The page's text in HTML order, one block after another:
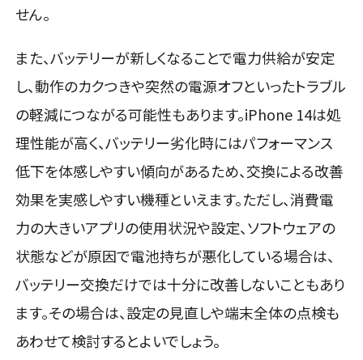
せん。
また、バッテリーが新しくなることで電力供給が安定
し、動作のカクつきや突然の電源オフといったトラブル
の軽減につながる可能性もあります。iPhone 14は処
理性能が高く、バッテリー劣化時にはパフォーマンス
低下を体感しやすい傾向があるため、交換による改善
効果を実感しやすい機種といえます。ただし、消費電
力の大きいアプリの使用状況や設定、ソフトウェアの
状態などが原因で電池持ちが悪化している場合は、
バッテリー交換だけでは十分に改善しないこともあり
ます。その場合は、設定の見直しや端末全体の点検も
あわせて検討するとよいでしょう。